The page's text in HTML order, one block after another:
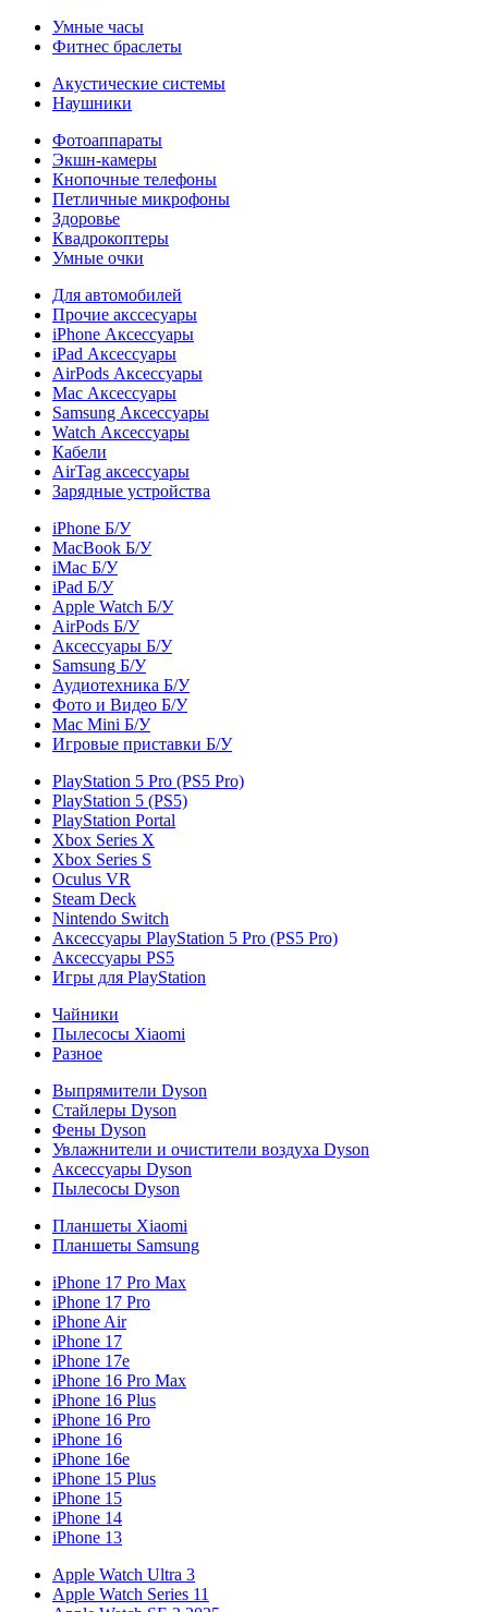
Умные часы
Фитнес браслеты
Акустические системы
Наушники
Фотоаппараты
Экшн-камеры
Кнопочные телефоны
Петличные микрофоны
Здоровье
Квадрокоптеры
Умные очки
Для автомобилей
Прочие акссесуары
iPhone Аксессуары
iPad Аксессуары
AirPods Аксессуары
Mac Аксессуары
Samsung Аксессуары
Watch Аксессуары
Кабели
AirTag аксессуары
Зарядные устройства
iPhone Б/У
MacBook Б/У
iMac Б/У
iPad Б/У
Apple Watch Б/У
AirPods Б/У
Аксессуары Б/У
Samsung Б/У
Аудиотехника Б/У
Фото и Видео Б/У
Mac Mini Б/У
Игровые приставки Б/У
PlayStation 5 Pro (PS5 Pro)
PlayStation 5 (PS5)
PlayStation Portal
Xbox Series X
Xbox Series S
Oculus VR
Steam Deck
Nintendo Switch
Аксессуары PlayStation 5 Pro (PS5 Pro)
Аксессуары PS5
Игры для PlayStation
Чайники
Пылесосы Xiaomi
Разное
Выпрямители Dyson
Стайлеры Dyson
Фены Dyson
Увлажнители и очистители воздуха Dyson
Аксессуары Dyson
Пылесосы Dyson
Планшеты Xiaomi
Планшеты Samsung
iPhone 17 Pro Max
iPhone 17 Pro
iPhone Air
iPhone 17
iPhone 17e
iPhone 16 Pro Max
iPhone 16 Plus
iPhone 16 Pro
iPhone 16
iPhone 16e
iPhone 15 Plus
iPhone 15
iPhone 14
iPhone 13
Apple Watch Ultra 3
Apple Watch Series 11